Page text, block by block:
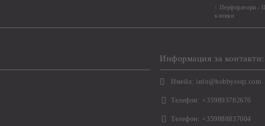
Перфоратори -
клонки
Информация за контакти:
Имейл: info@hobbysvqt.com
Телефон: +359893782676
Телефон: +359888837004